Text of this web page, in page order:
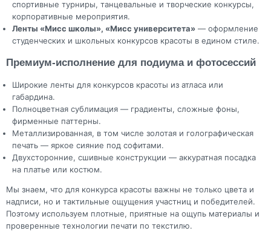
спортивные турниры, танцевальные и творческие конкурсы,
корпоративные мероприятия.
Ленты «Мисс школы», «Мисс университета» — оформление
студенческих и школьных конкурсов красоты в едином стиле.
Премиум-исполнение для подиума и фотосессий
Широкие ленты для конкурсов красоты из атласа или
габардина.
Полноцветная сублимация — градиенты, сложные фоны,
фирменные паттерны.
Металлизированная, в том числе золотая и голографическая
печать — яркое сияние под софитами.
Двухсторонние, сшивные конструкции — аккуратная посадка
на платье или костюм.
Мы знаем, что для конкурса красоты важны не только цвета и
надписи, но и тактильные ощущения участниц и победителей.
Поэтому используем плотные, приятные на ощупь материалы и
проверенные технологии печати по текстилю.